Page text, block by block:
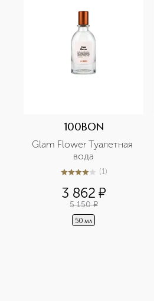
100BON
Glam Flower Туалетная
вода
4из 51 (1)
3 862 ¤
5 150 ¤
50 мл